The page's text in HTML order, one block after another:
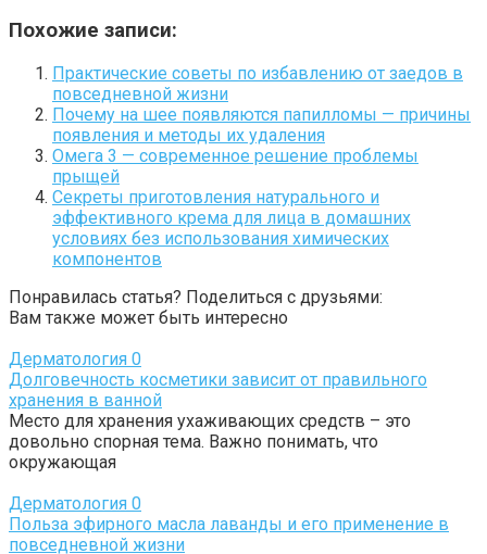
Похожие записи:
Практические советы по избавлению от заедов в
повседневной жизни
Почему на шее появляются папилломы — причины
появления и методы их удаления
Омега 3 — современное решение проблемы
прыщей
Секреты приготовления натурального и
эффективного крема для лица в домашних
условиях без использования химических
компонентов
Понравилась статья? Поделиться с друзьями:
Вам также может быть интересно
Дерматология 0
Долговечность косметики зависит от правильного
хранения в ванной
Место для хранения ухаживающих средств – это
довольно спорная тема. Важно понимать, что
окружающая
Дерматология 0
Польза эфирного масла лаванды и его применение в
повседневной жизни